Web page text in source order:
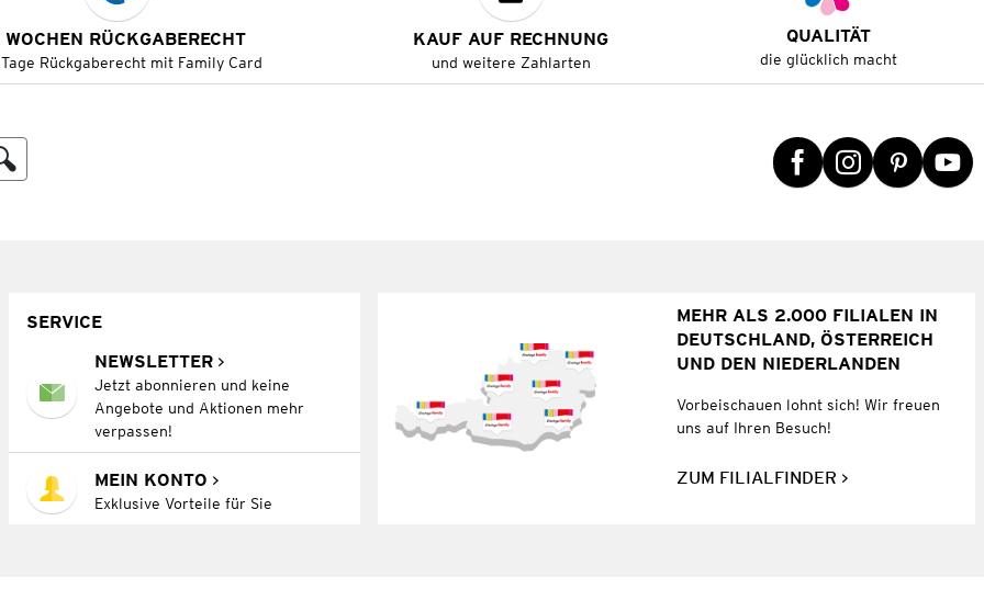
RÜCKGABERECHT
Rückgaberecht mit Family Card
KAUF AUF RECHNUNG
und weitere Zahlarten
QUALITÄT
die glücklich macht
SERVICE
NEWSLETTER
Jetzt abonnieren und keine
Angebote und Aktionen mehr
verpassen!
MEIN KONTO
Exklusive Vorteile für Sie
MEHR ALS 2.000 FILIALEN IN
DEUTSCHLAND, ÖSTERREICH
UND DEN NIEDERLANDEN
Vorbeischauen lohnt sich! Wir freuen
uns auf Ihren Besuch!
ZUM FILIALFINDER